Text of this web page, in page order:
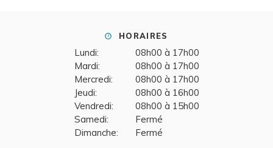
HORAIRES
Lundi:
08h00 à 17h00
Mardi:
08h00 à 17h00
Mercredi:
08h00 à 17h00
Jeudi:
08h00 à 16h00
Vendredi:
08h00 à 15h00
Samedi:
Fermé
Dimanche:
Fermé